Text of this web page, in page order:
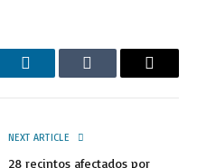
LinkedInTumblr Email
NEXT ARTICLE
28 recintos afectados por